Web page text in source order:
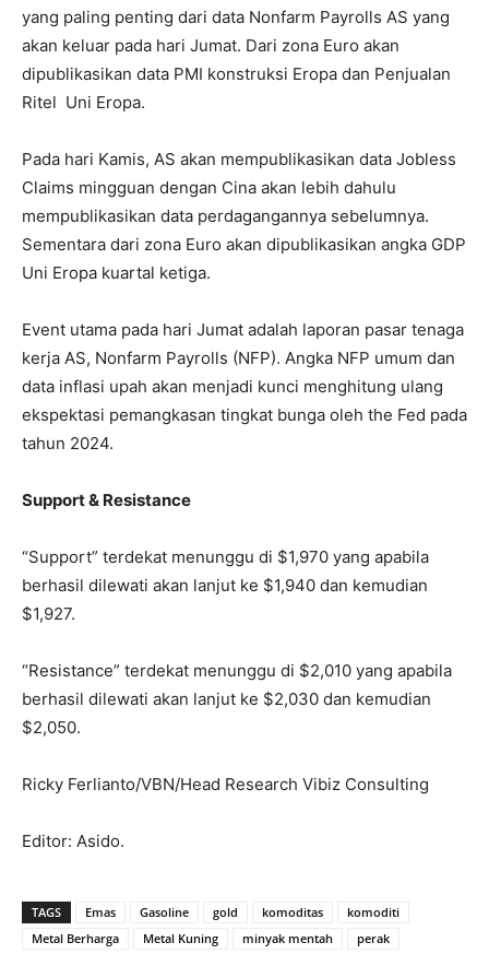
yang paling penting dari data Nonfarm Payrolls AS yang
akan keluar pada hari Jumat. Dari zona Euro akan
dipublikasikan data PMI konstruksi Eropa dan Penjualan
Ritel Uni Eropa.
Pada hari Kamis, AS akan mempublikasikan data Jobless
Claims mingguan dengan Cina akan lebih dahulu
mempublikasikan data perdagangannya sebelumnya.
Sementara dari zona Euro akan dipublikasikan angka GDP
Uni Eropa kuartal ketiga.
Event utama pada hari Jumat adalah laporan pasar tenaga
kerja AS, Nonfarm Payrolls (NFP). Angka NFP umum dan
data inflasi upah akan menjadi kunci menghitung ulang
ekspektasi pemangkasan tingkat bunga oleh the Fed pada
tahun 2024.
Support & Resistance
“Support” terdekat menunggu di $1,970 yang apabila
berhasil dilewati akan lanjut ke $1,940 dan kemudian
$1,927.
“Resistance” terdekat menunggu di $2,010 yang apabila
berhasil dilewati akan lanjut ke $2,030 dan kemudian
$2,050.
Ricky Ferlianto/VBN/Head Research Vibiz Consulting
Editor: Asido.
TAGS Emas Gasoline gold komoditas
komoditi
Metal Berharga
Metal Kuning minyak mentah
perak